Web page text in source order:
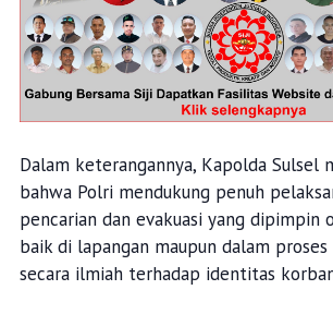
Dalam keterangannya, Kapolda Sulsel
bahwa Polri mendukung penuh
pencarian dan evakuasi yang dipimpin
baik di lapangan maupun dalam
secara ilmiah terhadap identitas